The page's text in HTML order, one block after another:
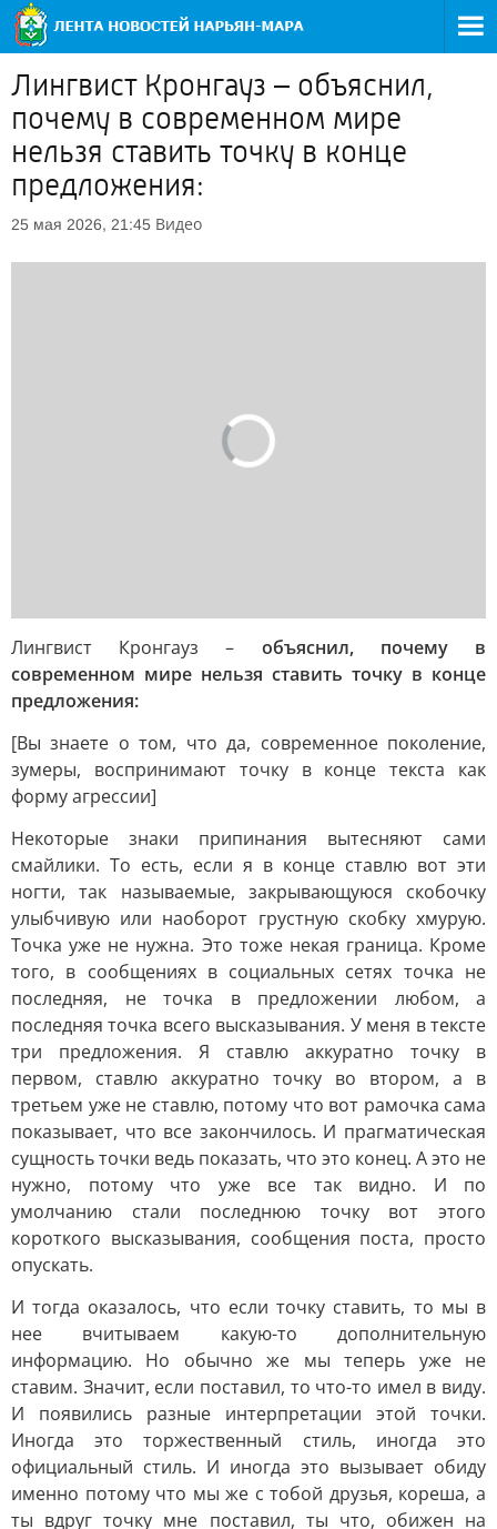
Лингвист Кронгауз – объяснил,
почему в современном мире
нельзя ставить точку в конце
предложения:
25 мая 2026, 21:45 Видео
Лингвист Кронгауз – объяснил, почему в
современном мире нельзя ставить точку в конце
предложения:
[Вы знаете о том, что да, современное поколение,
зумеры, воспринимают точку в конце текста как
форму агрессии]
Некоторые знаки припинания вытесняют сами
смайлики. То есть, если я в конце ставлю вот эти
ногти, так называемые, закрывающуюся скобочку
улыбчивую или наоборот грустную скобку хмурую.
Точка уже не нужна. Это тоже некая граница. Кроме
того, в сообщениях в социальных сетях точка не
последняя, не точка в предложении любом, а
последняя точка всего высказывания. У меня в тексте
три предложения. Я ставлю аккуратно точку в
первом, ставлю аккуратно точку во втором, а в
третьем уже не ставлю, потому что вот рамочка сама
показывает, что все закончилось. И прагматическая
сущность точки ведь показать, что это конец. А это не
нужно, потому что уже все так видно. И по
умолчанию стали последнюю точку вот этого
короткого высказывания, сообщения поста, просто
опускать.
И тогда оказалось, что если точку ставить, то мы в
нее вчитываем какую-то дополнительную
информацию. Но обычно же мы теперь уже не
ставим. Значит, если поставил, то что-то имел в виду.
И появились разные интерпретации этой точки.
Иногда это торжественный стиль, иногда это
официальный стиль. И иногда это вызывает обиду
именно потому что мы же с тобой друзья, кореша, а
ты вдруг точку мне поставил, ты что, обижен на